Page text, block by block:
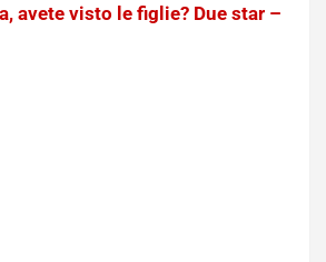
avete visto le figlie? Due star –